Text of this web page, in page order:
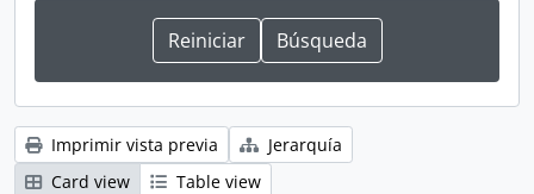
Imprimir vista previa
Jerarquía
Card view
Table view